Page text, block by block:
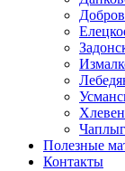
Полезные
Контакты